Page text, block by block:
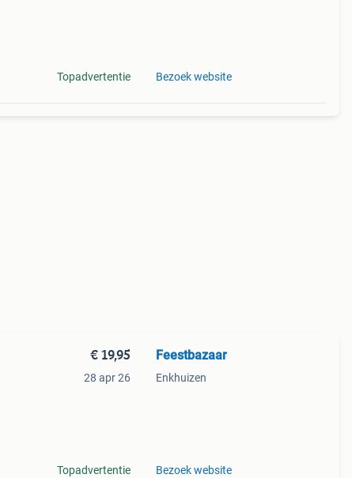
Topadvertentie Bezoek website
€ 19,95
28 apr 26
Topadvertentie
Feestbazaar
Enkhuizen
Bezoek website